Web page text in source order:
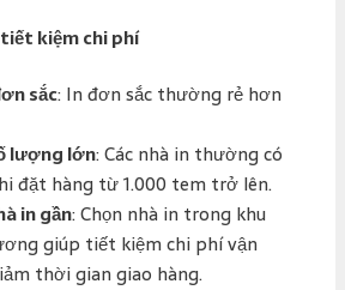
kiệm chi phí
sắc: In đơn sắc thường rẻ hơn
lượng lớn: Các nhà in thường có
đặt hàng từ 1.000 tem trở lên.
in gần: Chọn nhà in trong khu
giúp tiết kiệm chi phí vận
thời gian giao hàng.